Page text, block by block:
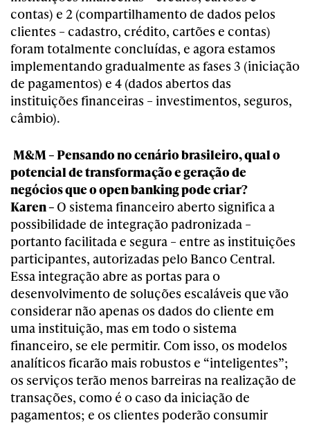
contas) e 2 (compartilhamento de dados pelos
clientes – cadastro, crédito, cartões e contas)
foram totalmente concluídas, e agora estamos
implementando gradualmente as fases 3 (iniciação
de pagamentos) e 4 (dados abertos das
instituições financeiras – investimentos, seguros,
câmbio).
M&M – Pensando no cenário brasileiro, qual o
potencial de transformação e geração de
negócios que o open banking pode criar?
Karen – O sistema financeiro aberto significa a
possibilidade de integração padronizada –
portanto facilitada e segura – entre as instituições
participantes, autorizadas pelo Banco Central.
Essa integração abre as portas para o
desenvolvimento de soluções escaláveis que vão
considerar não apenas os dados do cliente em
uma instituição, mas em todo o sistema
financeiro, se ele permitir. Com isso, os modelos
analíticos ficarão mais robustos e “inteligentes”;
os serviços terão menos barreiras na realização de
transações, como é o caso da iniciação de
pagamentos; e os clientes poderão consumir